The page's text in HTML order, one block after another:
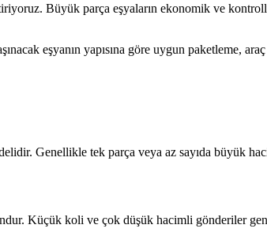
Büyük parça eşyaların ekonomik ve
eşyanın yapısına göre uygun paketleme,
Genellikle tek parça veya az sayıda büyük
Küçük koli ve çok düşük hacimli gönderiler